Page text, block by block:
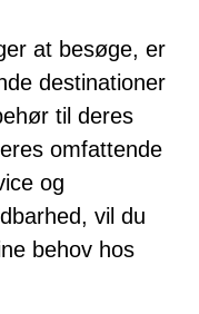
at besøge, er
destinationer
til deres
omfattende
og
vil du
behov hos